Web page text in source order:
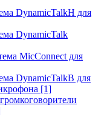
DynamicTalkH для
DynamicTalk
MicConnect для
DynamicTalkB для
[1]